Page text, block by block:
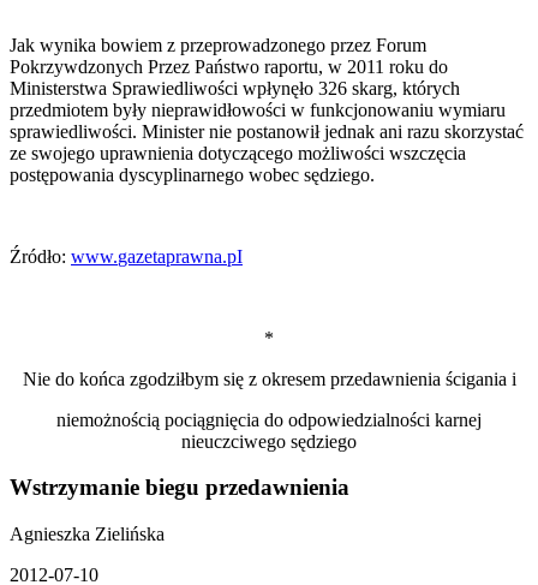
Jak wynika bowiem z przeprowadzonego przez Forum
Pokrzywdzonych Przez Państwo raportu, w 2011 roku do
Ministerstwa Sprawiedliwości wpłynęło 326 skarg, których
przedmiotem były nieprawidłowości w funkcjonowaniu wymiaru
sprawiedliwości. Minister nie postanowił jednak ani razu skorzystać
ze swojego uprawnienia dotyczącego możliwości wszczęcia
postępowania dyscyplinarnego wobec sędziego.
Źródło: www.gazetaprawna.pI
*
Nie do końca zgodziłbym się z okresem przedawnienia ścigania i
niemożnością pociągnięcia do odpowiedzialności karnej
nieuczciwego sędziego
Wstrzymanie biegu przedawnienia
Agnieszka Zielińska
2012-07-10